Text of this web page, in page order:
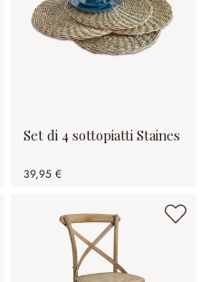
Set di 4 sottopiatti Staines
39,95 €